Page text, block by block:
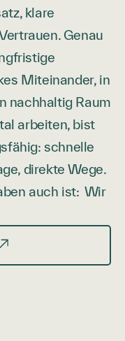
klare
Genau
Miteinander, in
nachhaltig Raum
arbeiten, bist
schnelle
direkte Wege.
auch ist: Wir